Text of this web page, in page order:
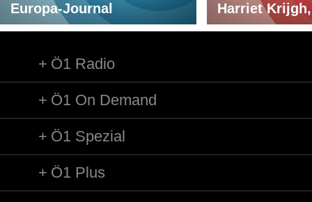
Europa-Journal Harriet
Ö1 Radio
Ö1 On Demand
Ö1 Spezial
Ö1 Plus